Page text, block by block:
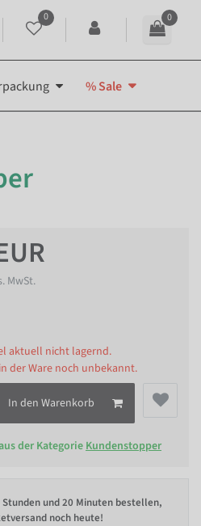
0 0
% Sale
MwSt.
aktuell nicht lagernd.
der Ware noch unbekannt.
In den Warenkorb
der KategorieKundenstopper
Stunden und 20 Minuten bestellen,
noch heute!